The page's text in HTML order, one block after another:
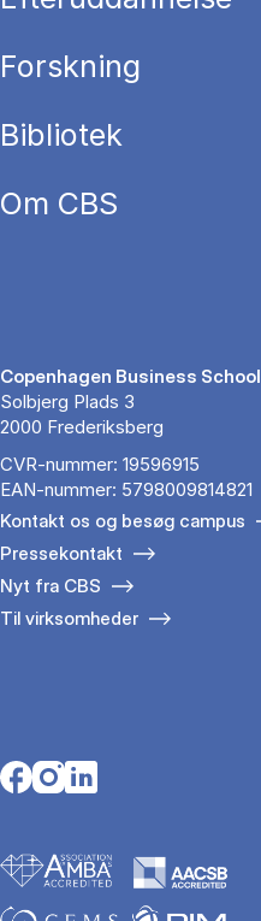
Forskning
Bibliotek
Om CBS
Copenhagen Business School
Solbjerg Plads 3
2000 Frederiksberg
CVR-nummer: 19596915
EAN-nummer: 5798009814821
Kontakt os og besøg campus
Pressekontakt
Nyt fra CBS
Til virksomheder
Opens in a new tab
Opens in a new tab
Opens in a new tab